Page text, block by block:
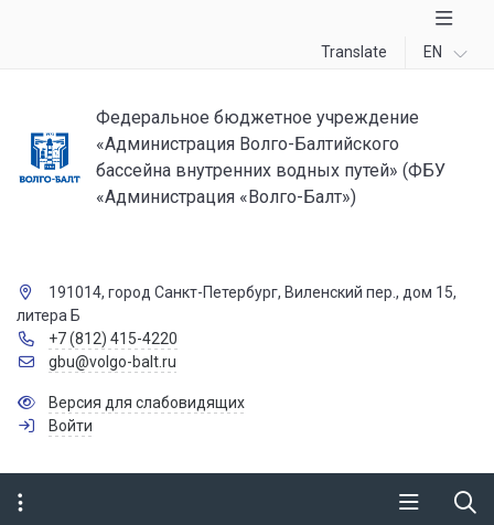
Translate EN
Федеральное бюджетное учреждение
«Администрация Волго-Балтийского
бассейна внутренних водных путей» (ФБУ
«Администрация «Волго-Балт»)
191014, город Санкт-Петербург, Виленский пер., дом 15,
литера Б
+7 (812) 415-4220
gbu@volgo-balt.ru
Версия для слабовидящих
Войти